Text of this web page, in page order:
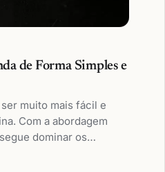
de Forma Simples e
muito mais fácil e
Com a abordagem
dominar os…